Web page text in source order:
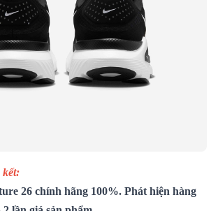
kết:
26 chính hãng 100%. Phát hiện hàng